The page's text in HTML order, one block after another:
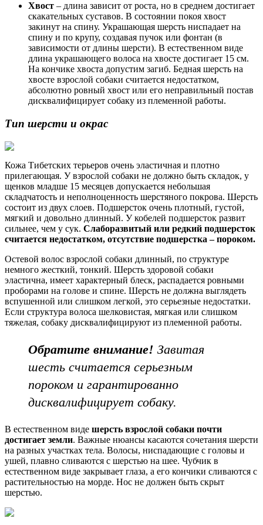
Хвост – длина зависит от роста, но в среднем достигает
скакательных суставов. В состоянии покоя хвост
закинут на спину. Украшающая шерсть ниспадает на
спину и по крупу, создавая пучок или фонтан (в
зависимости от длины шерсти). В естественном виде
длина украшающего волоса на хвосте достигает 15 см.
На кончике хвоста допустим загиб. Бедная шерсть на
хвосте взрослой собаки считается недостатком,
абсолютно ровный хвост или его неправильный постав
дисквалифицирует собаку из племенной работы.
Тип шерсти и окрас
Кожа Тибетских терьеров очень эластичная и плотно
прилегающая. У взрослой собаки не должно быть складок, у
щенков младше 15 месяцев допускается небольшая
складчатость и неполноценность шерстяного покрова. Шерсть
состоит из двух слоев. Подшерсток очень плотный, густой,
мягкий и довольно длинный. У кобелей подшерсток развит
сильнее, чем у сук. Слаборазвитый или редкий подшерсток
считается недостатком, отсутствие подшерстка – пороком.
Остевой волос взрослой собаки длинный, по структуре
немного жесткий, тонкий. Шерсть здоровой собаки
эластична, имеет характерный блеск, распадается ровными
проборами на голове и спине. Шерсть не должна выглядеть
вспушенной или слишком легкой, это серьезные недостатки.
Если структура волоса шелковистая, мягкая или слишком
тяжелая, собаку дисквалифицируют из племенной работы.
Обратите внимание! Завитая
шесть считается серьезным
пороком и гарантированно
дисквалифицирует собаку.
В естественном виде шерсть взрослой собаки почти
достигает земли. Важные нюансы касаются сочетания шерсти
на разных участках тела. Волосы, ниспадающие с головы и
ушей, плавно сливаются с шерстью на шее. Чубчик в
естественном виде закрывает глаза, а его кончики сливаются с
растительностью на морде. Нос не должен быть скрыт
шерстью.